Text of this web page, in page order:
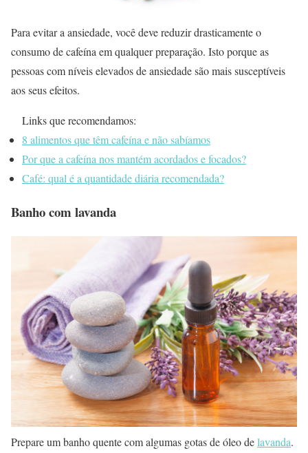
Para evitar a ansiedade, você deve reduzir drasticamente o
consumo de cafeína em qualquer preparação. Isto porque as
pessoas com níveis elevados de ansiedade são mais susceptíveis
aos seus efeitos.
Links que recomendamos:
8 alimentos que têm cafeína e não sabíamos
Por que a cafeína nos mantém acordados e focados?
Café: qual é a quantidade diária recomendada?
Banho com lavanda
Prepare um banho quente com algumas gotas de óleo delavanda.